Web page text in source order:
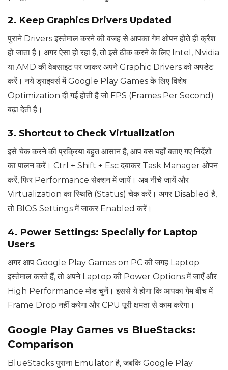
2. Keep Graphics Drivers Updated
पुराने Drivers इस्तेमाल करने की वजह से आपका गेम ओपन होते ही क्रैश
हो जाता है। अगर ऐसा हो रहा है, तो इसे ठीक करने के लिए Intel, Nvidia
या AMD की वेबसाइट पर जाकर अपने Graphic Drivers को अपडेट
करें। नये ड्राइवर्स में Google Play Games के लिए विशेष
Optimization दी गई होती है जो FPS (Frames Per Second)
बढ़ा देती है।
3. Shortcut to Check Virtualization
इसे चेक करने की प्रक्रिया बहुत आसान है, आप बस यहाँ बताए गए निर्देशों
का पालन करें। Ctrl + Shift + Esc दबाकर Task Manager ओपन
करें, फिर Performance सेक्शन में जायें। अब नीचे जायें और
Virtualization का स्थिति (Status) चेक करें। अगर Disabled है,
तो BIOS Settings में जाकर Enabled करें।
4. Power Settings: Specially for Laptop
Users
अगर आप Google Play Games on PC की जगह Laptop
इस्तेमाल करते हैं, तो अपने Laptop की Power Options में जाएँ और
High Performance मोड चुनें। इससे ये होगा कि आपका गेम बीच में
Frame Drop नहीं करेगा और CPU पूरी क्षमता से काम करेगा।
Google Play Games vs BlueStacks:
Comparison
BlueStacks पुराना Emulator है, जबकि Google Play